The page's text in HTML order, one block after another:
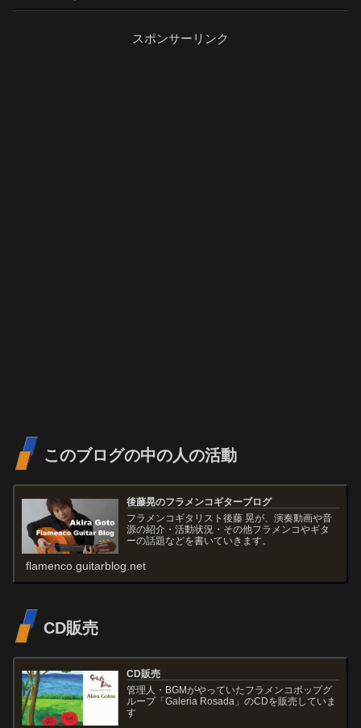
スポンサーリンク
このブログの中の人の活動
後藤晃のフラメンコギターブログ
フラメンコギタリスト後藤 晃が、演奏動画や音
源の紹介・活動状況・その他フラメンコやギタ
ーの話題などを書いていきます。
flamenco.guitarblog.net
CD販売
CD販売
管理人・BGMがやっていたフラメンコポップグ
ループ「Galeria Rosada」のCDを販売していま
す